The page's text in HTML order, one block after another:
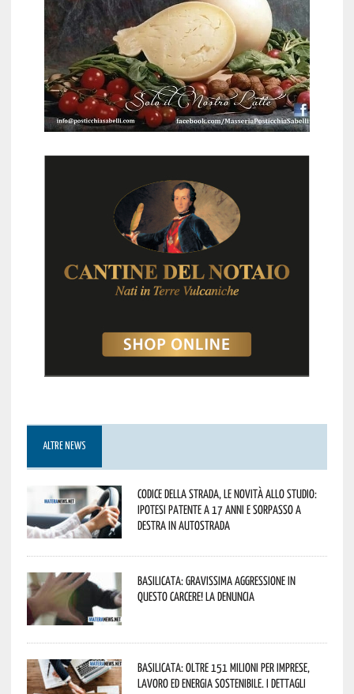
ALTRE NEWS
Codice della strada, le novità allo studio:
ipotesi patente a 17 anni e sorpasso a
destra in autostrada
Basilicata: gravissima aggressione in
questo Carcere! La denuncia
Basilicata: oltre 151 milioni per imprese,
lavoro ed energia sostenibile. I dettagli